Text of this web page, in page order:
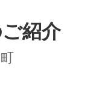
紹介